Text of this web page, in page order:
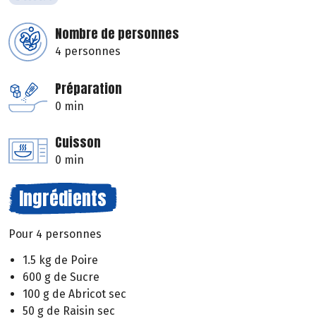
Nombre de personnes
4 personnes
Préparation
0 min
Cuisson
0 min
Ingrédients
Pour 4 personnes
1.5 kg de Poire
600 g de Sucre
100 g de Abricot sec
50 g de Raisin sec